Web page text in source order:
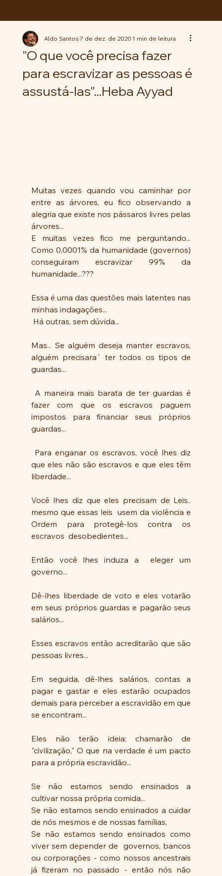
"O que você precisa fazer
para escravizar as pessoas é
assustá-las"...Heba Ayyad
Aldo Santos7 de dez. de 20201 min de leitura
Muitas vezes quando vou caminhar por
entre as árvores, eu fico observando a
alegria que existe nos pássaros livres pelas
árvores...
E muitas vezes fico me perguntando...
Como 0,0001% da humanidade (governos)
conseguiram escravizar 99% da
humanidade...???
Essa é uma das questões mais latentes nas
minhas indagações...
Há outras, sem dúvida...
Mas... Se alguém deseja manter escravos,
alguém precisara´ ter todos os tipos de
guardas...
fazer com que os escravos paguem
impostos para financiar seus próprios
guardas...
que eles não são escravos e que eles têm
liberdade...
Você lhes diz que eles precisam de Leis..
mesmo que essas leis  usem da violência e
Ordem para protegê-los contra os
escravos  desobedientes...
Então você lhes induza a  eleger um
governo...
Dê-lhes liberdade de voto e eles votarão
em seus próprios guardas e pagarão seus
salários...
Esses escravos então acreditarão que são
pessoas livres...
Em seguida, dê-lhes salários, contas a
pagar e gastar e eles estarão ocupados
demais para perceber a escravidão em que
se encontram...
Eles não terão ideia: chamarão de
"civilização," O que na verdade é um pacto
para a própria escravidão...
Se não estamos sendo ensinados a
cultivar nossa própria comida...
Se não estamos sendo ensinados a cuidar
de nós mesmos e de nossas famílias,
Se não estamos sendo ensinados como
viver sem depender de  governos, bancos
ou corporações - como nossos ancestrais
já fizeram no passado - então nós não